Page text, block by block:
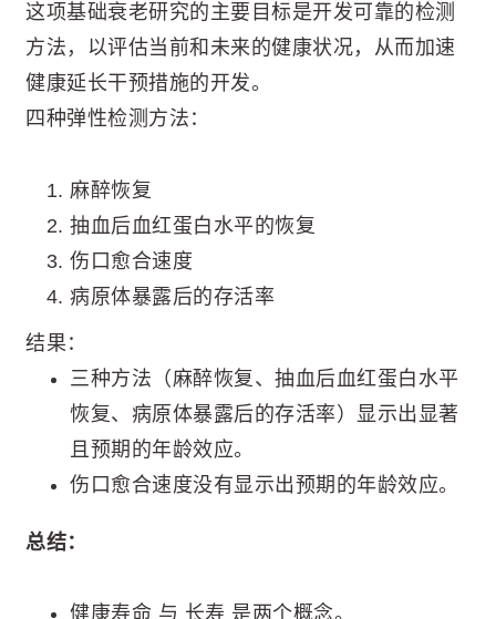
这项基础衰老研究的主要目标是开发可靠的检测
方法，以评估当前和未来的健康状况，从而加速
健康延长干预措施的开发。
四种弹性检测方法：
麻醉恢复
抽血后血红蛋白水平的恢复
伤口愈合速度
病原体暴露后的存活率
结果：
三种方法（麻醉恢复、抽血后血红蛋白水平
恢复、病原体暴露后的存活率）显示出显著
且预期的年龄效应。
伤口愈合速度没有显示出预期的年龄效应。
总结：
健康寿命 与 长寿 是两个概念。